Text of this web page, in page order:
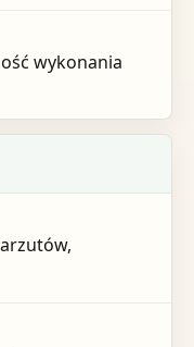
wykonania